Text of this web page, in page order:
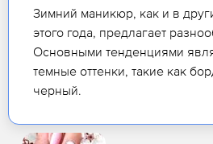
Зимний маникюр, как и в
этого года, предлагает
Основными тенденциями
темные оттенки, такие как
черный.